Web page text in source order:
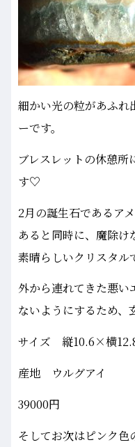
細かい光の粒があふれ
ーです。
ブレスレットの休憩所
す♡
2月の誕生石であるア
あると同時に、魔除け
素晴らしいクリスタル
外から連れてきた悪い
ないようにするため、
サイズ 縦10.6×横
産地 ウルグアイ
39000円
そしてお次はピンク色